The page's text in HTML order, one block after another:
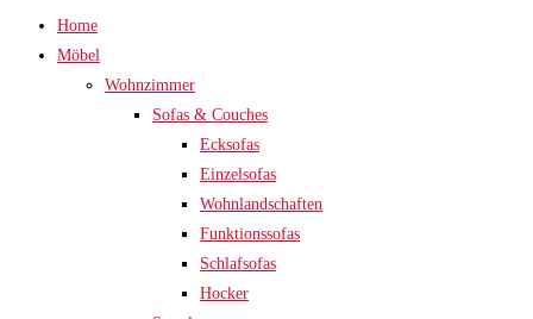
Home
Möbel
Wohnzimmer
Sofas & Couches
Ecksofas
Einzelsofas
Wohnlandschaften
Funktionssofas
Schlafsofas
Hocker